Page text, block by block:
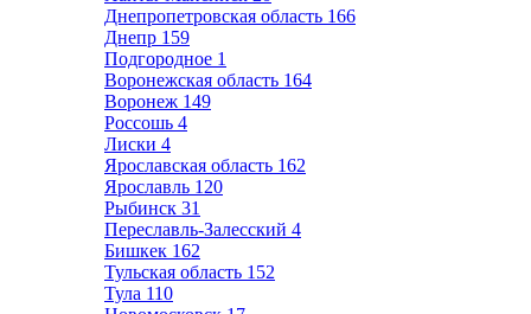
Днепропетровская область 166
Днепр 159
Подгородное 1
Воронежская область 164
Воронеж 149
Россошь 4
Лиски 4
Ярославская область 162
Ярославль 120
Рыбинск 31
Переславль-Залесский 4
Бишкек 162
Тульская область 152
Тула 110